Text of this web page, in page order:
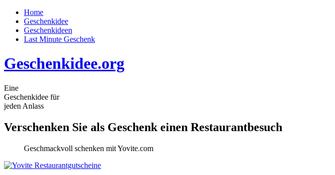
Home
Geschenkidee
Geschenkideen
Last Minute Geschenk
Geschenkidee.org
Eine
Geschenkidee für
jeden Anlass
Verschenken Sie als Geschenk einen Restaurantbesuch
Geschmackvoll schenken mit Yovite.com